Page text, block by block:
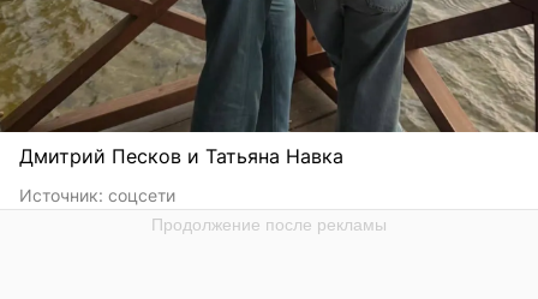
Дмитрий Песков и Татьяна Навка
Источник: соцсети